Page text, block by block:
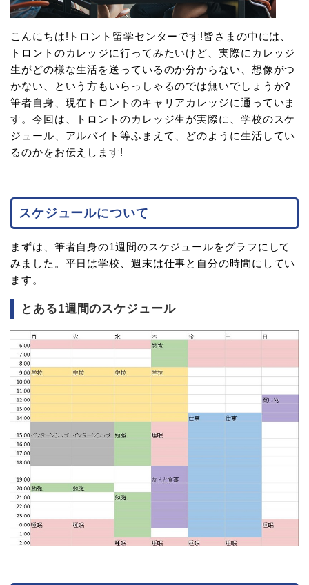
こんにちは!トロント留学センターです!皆さまの中には、
トロントのカレッジに行ってみたいけど、実際にカレッジ
生がどの様な生活を送っているのか分からない、想像がつ
かない、という方もいらっしゃるのでは無いでしょうか?
筆者自身、現在トロントのキャリアカレッジに通っていま
す。今回は、トロントのカレッジ生が実際に、学校のスケ
ジュール、アルバイト等ふまえて、どのように生活してい
るのかをお伝えします!
スケジュールについて
まずは、筆者自身の1週間のスケジュールをグラフにして
みました。平日は学校、週末は仕事と自分の時間にしてい
ます。
とある1週間のスケジュール